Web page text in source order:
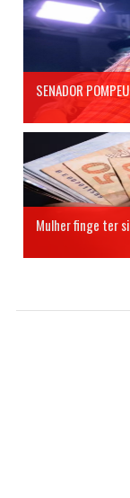
SENADOR
Mulher finge ter